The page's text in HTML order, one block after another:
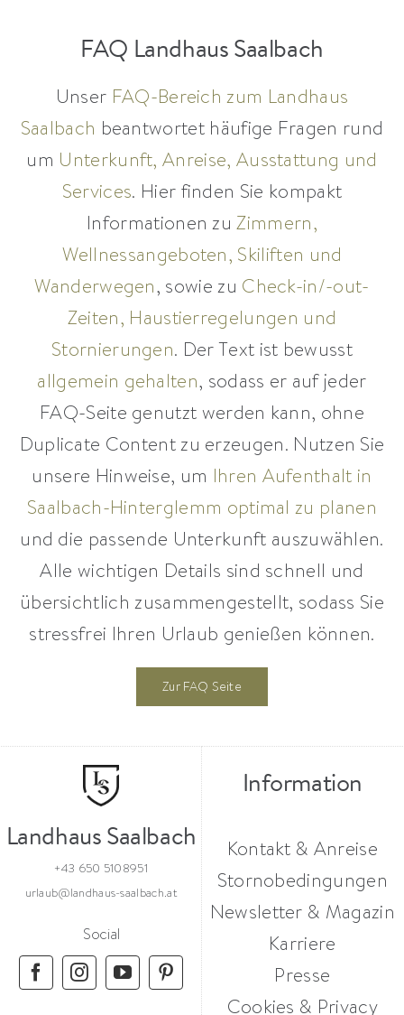
FAQ Landhaus Saalbach
Unser FAQ-Bereich zum Landhaus
Saalbach beantwortet häufige Fragen rund
um Unterkunft, Anreise, Ausstattung und
Services. Hier finden Sie kompakt
Informationen zuZimmern,
Wellnessangeboten, Skiliften und
Wanderwegen, sowie zu Check-in/-out-
Zeiten, Haustierregelungen und
Stornierungen. Der Text ist bewusst
allgemein gehalten, sodass er auf jeder
FAQ-Seite genutzt werden kann, ohne
Duplicate Content zu erzeugen. Nutzen Sie
unsere Hinweise, um Ihren Aufenthalt in
Saalbach-Hinterglemm optimal zu planen
und die passende Unterkunft auszuwählen.
Alle wichtigen Details sind schnell und
übersichtlich zusammengestellt, sodass Sie
stressfrei Ihren Urlaub genießen können.
Zur FAQ Seite
Landhaus Saalbach
+43 650 5108951
urlaub@landhaus-saalbach.at
Social
Information
Kontakt & Anreise
Stornobedingungen
Newsletter & Magazin
Karriere
Presse
Cookies & Privacy